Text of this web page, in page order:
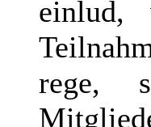
einlud,
rege,